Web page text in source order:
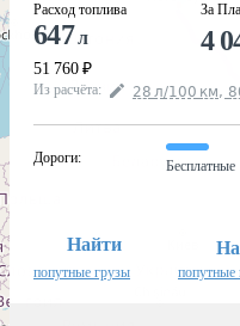
Расход топлива
647л
51 760 ₽
За
4
Из расчёта: 28 л/100 км,
Дороги:
Бесплатные
Найти
попутные грузы